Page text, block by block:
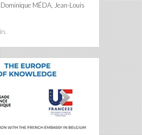
MÉDA, Jean-Louis